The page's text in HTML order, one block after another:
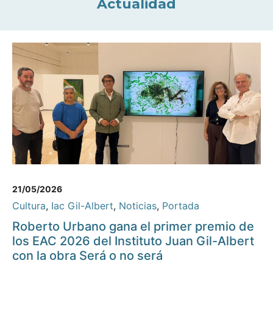
Actualidad
21/05/2026
Cultura, Iac Gil-Albert, Noticias, Portada
Roberto Urbano gana el primer premio de
los EAC 2026 del Instituto Juan Gil-Albert
con la obra Será o no será